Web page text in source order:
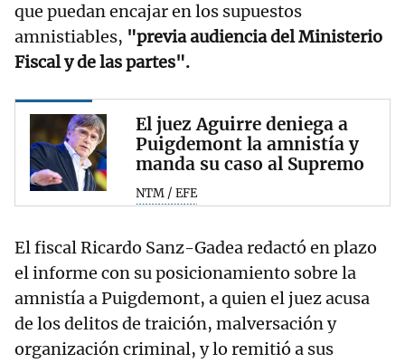
que puedan encajar en los supuestos
amnistiables, "previa audiencia del Ministerio
Fiscal y de las partes".
El juez Aguirre deniega a
Puigdemont la amnistía y
manda su caso al Supremo
NTM / EFE
El fiscal Ricardo Sanz-Gadea redactó en plazo
el informe con su posicionamiento sobre la
amnistía a Puigdemont, a quien el juez acusa
de los delitos de traición, malversación y
organización criminal, y lo remitió a sus